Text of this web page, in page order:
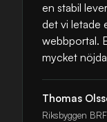
en stabil
det vi letade
webbportal.
mycket
Thomas
Riksbyggen